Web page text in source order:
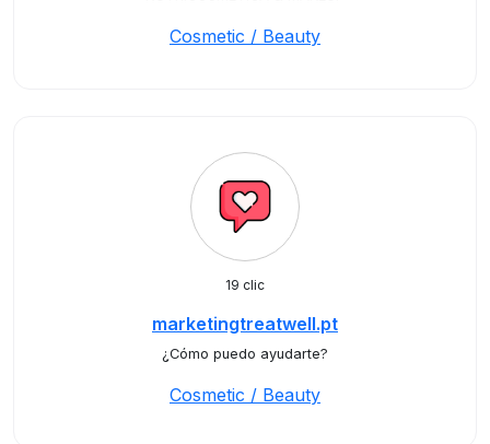
Cosmetic / Beauty
19 clic
marketingtreatwell.pt
¿Cómo puedo ayudarte?
Cosmetic / Beauty